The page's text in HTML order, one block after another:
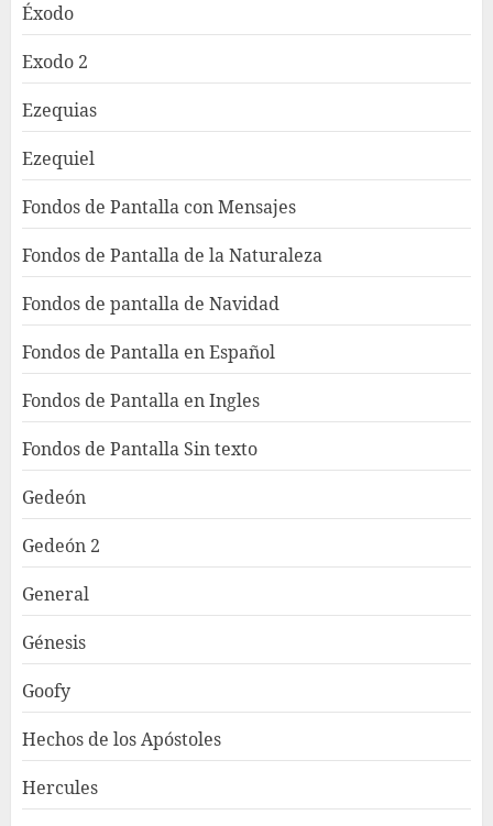
Éxodo
Exodo 2
Ezequias
Ezequiel
Fondos de Pantalla con Mensajes
Fondos de Pantalla de la Naturaleza
Fondos de pantalla de Navidad
Fondos de Pantalla en Español
Fondos de Pantalla en Ingles
Fondos de Pantalla Sin texto
Gedeón
Gedeón 2
General
Génesis
Goofy
Hechos de los Apóstoles
Hercules